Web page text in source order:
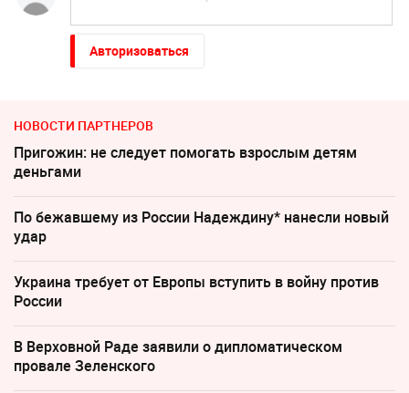
Авторизоваться
НОВОСТИ ПАРТНЕРОВ
Пригожин: не следует помогать взрослым детям
деньгами
По бежавшему из России Надеждину* нанесли новый
удар
Украина требует от Европы вступить в войну против
России
В Верховной Раде заявили о дипломатическом
провале Зеленского